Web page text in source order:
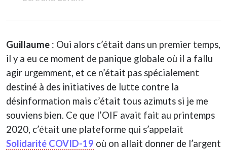
Guillaume : Oui alors c’était dans un premier temps,
il y a eu ce moment de panique globale où il a fallu
agir urgemment, et ce n’était pas spécialement
destiné à des initiatives de lutte contre la
désinformation mais c’était tous azimuts si je me
souviens bien. Ce que l’OIF avait fait au printemps
2020, c’était une plateforme qui s’appelait
Solidarité COVID-19 où on allait donner de l’argent